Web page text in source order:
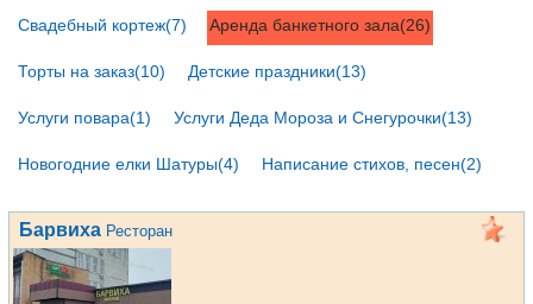
Свадебный кортеж(7) Аренда банкетного зала(26)
Торты на заказ(10) Детские праздники(13)
Услуги повара(1) Услуги Деда Мороза и Снегурочки(13)
Новогодние елки Шатуры(4) Написание стихов, песен(2)
Барвиха Ресторан